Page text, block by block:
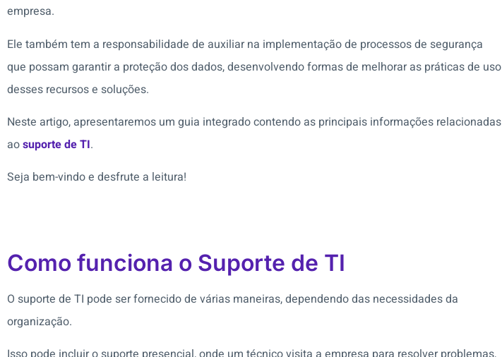
empresa.
Ele também tem a responsabilidade de auxiliar na implementação de processos de segurança
que possam garantir a proteção dos dados, desenvolvendo formas de melhorar as práticas de uso
desses recursos e soluções.
Neste artigo, apresentaremos um guia integrado contendo as principais informações relacionadas
aosuporte de TI.
Seja bem-vindo e desfrute a leitura!
Como funciona o Suporte de TI
O suporte de TI pode ser fornecido de várias maneiras, dependendo das necessidades da
organização.